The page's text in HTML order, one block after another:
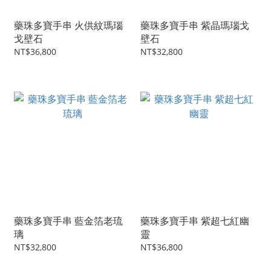
藥珠多寶手串 火供紋瑪瑙
戈壁石
NT$36,800
藥珠多寶手串 紫晶瑪瑙戈
壁石
NT$32,800
藥珠多寶手串 藍金箔老琉
璃
NT$32,800
藥珠多寶手串 紫超七紅幽
靈
NT$36,800